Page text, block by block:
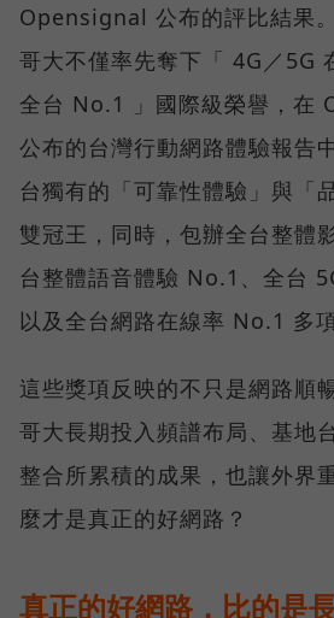
Opensignal 公布的評比結果
哥大不僅率先奪下「 4G／5G
全台 No.1 」國際級榮譽，在
公布的台灣行動網路體驗報告
台獨有的「可靠性體驗」與「
雙冠王，同時，包辦全台整體
台整體語音體驗 No.1、全台
以及全台網路在線率 No.1 多項
這些獎項反映的不只是網路順
哥大長期投入頻譜布局、基地
整合所累積的成果，也讓外界
麼才是真正的好網路？
真正的好網路，比的是